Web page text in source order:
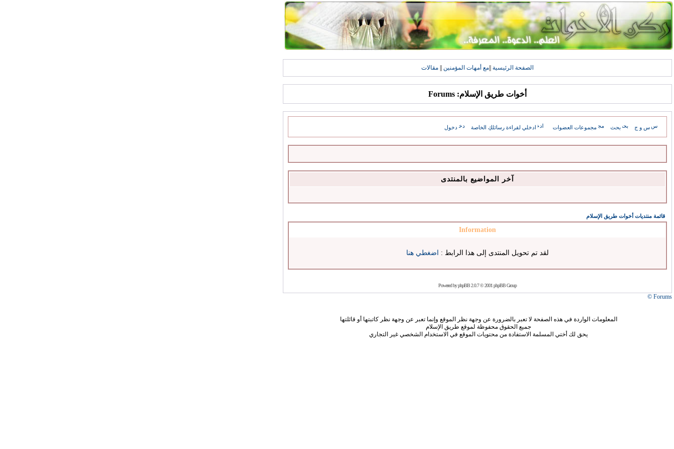
الصفحة الرئيسية مع أمهات المؤمنين مقالات
أخوات طريق الإسلام: Forums
س و ج بحث مجموعات العضوات ادخلي لقراءة رسائلكِ الخاصة دخول
آخر المواضيع بالمنتدى
قائمة منتديات أخوات طريق الإسلام
Information
لقد تم تحويل المنتدى إلى هذا الرابط : اضغطي هنا
Powered byphpBB2.0.7 © 2001 phpBB Group
Forums ©
المعلومات الواردة في هذه الصفحة لا تعبر بالضرورة عن وجهة نظر الموقع وإنما تعبر عن وجهة نظر كاتبتها أو قائلتها
جميع الحقوق محفوظة لموقع طريق الإسلام
يحق لك أختي المسلمة الاستفادة من محتويات الموقع في الاستخدام الشخصي غير التجاري